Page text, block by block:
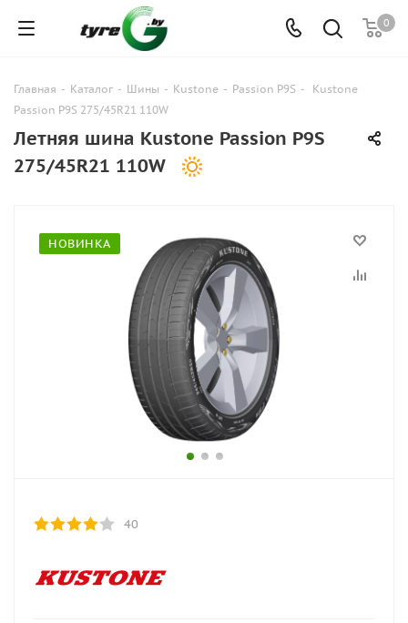
0
Главная - Каталог - Шины - Kustone - Passion P9S -
Kustone
Passion P9S 275/45R21 110W
Летняя шина Kustone Passion P9S
275/45R21 110W
НОВИНКА
40